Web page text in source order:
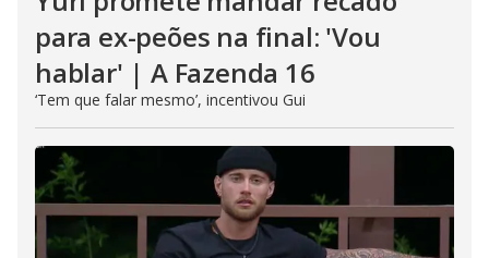
para ex-peões na final: 'Vou
hablar' | A Fazenda 16
‘Tem que falar mesmo’, incentivou Gui